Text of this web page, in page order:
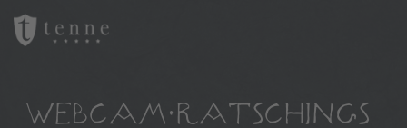
WEBCAM RATSCHINGS